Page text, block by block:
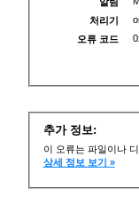
처리기
오류 코드
추가 정보:
이 오류는 파일이나
상세 정보 보기 »